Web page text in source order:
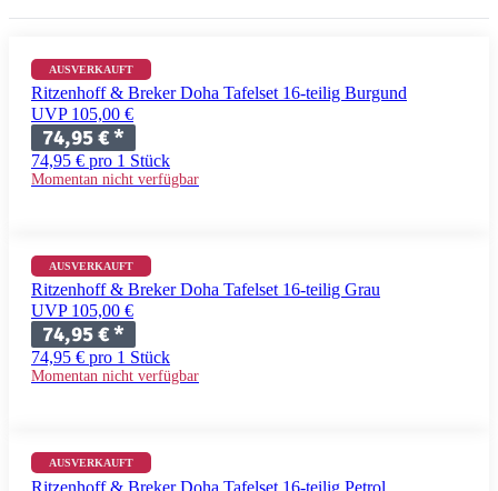
AUSVERKAUFT
Ritzenhoff & Breker Doha Tafelset 16-teilig Burgund
UVP 105,00 €
74,95 €*
74,95 € pro 1 Stück
Momentan nicht verfügbar
AUSVERKAUFT
Ritzenhoff & Breker Doha Tafelset 16-teilig Grau
UVP 105,00 €
74,95 €*
74,95 € pro 1 Stück
Momentan nicht verfügbar
AUSVERKAUFT
Ritzenhoff & Breker Doha Tafelset 16-teilig Petrol